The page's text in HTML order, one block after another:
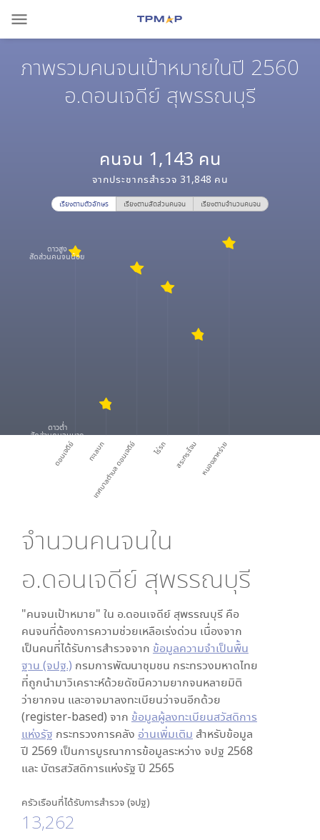
menu
ภาพรวมคนจนเป้าหมายในปี 2560
อ.ดอนเจดีย์ สุพรรณบุรี
คนจน 1,143 คน
จากประชากรสำรวจ 31,848 คน
เรียงตามตัวอักษร เรียงตามสัดส่วนคนจน เรียงตามจำนวนคนจน
ดอนเจดีย์ ทะเลบก
เทศบาลตำบล ดอนเจดีย์ ไร่รถ สระกระโจม หนองสาหร่าย
ดาวสูง
สัดส่วนคนจนน้อย
ดาวต่ำ
สัดส่วนคนจนมาก
จำนวนคนจนใน
อ.ดอนเจดีย์ สุพรรณบุรี
"คนจนเป้าหมาย" ใน อ.ดอนเจดีย์ สุพรรณบุรี คือ
คนจนที่ต้องการความช่วยเหลือเร่งด่วน เนื่องจาก
เป็นคนที่ได้รับการสำรวจจาก ข้อมูลความจำเป็นพื้น
ฐาน (จปฐ.) กรมการพัฒนาชุมชน กระทรวงมหาดไทย
ที่ถูกนำมาวิเคราะห์ด้วยดัชนีความยากจนหลายมิติ
ว่ายากจน และอาจมาลงทะเบียนว่าจนอีกด้วย
(register-based) จาก ข้อมูลผู้ลงทะเบียนสวัสดิการ
แห่งรัฐ กระทรวงการคลัง อ่านเพิ่มเติม สำหรับข้อมูล
ปี 2569 เป็นการบูรณาการข้อมูลระหว่าง จปฐ 2568
และ บัตรสวัสดิการแห่งรัฐ ปี 2565
ครัวเรือนที่ได้รับการสำรวจ (จปฐ)
13,262